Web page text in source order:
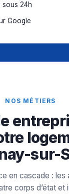
sous 24h
Google
NOS MÉTIERS
sur-
en cascade : les
corps d’état et